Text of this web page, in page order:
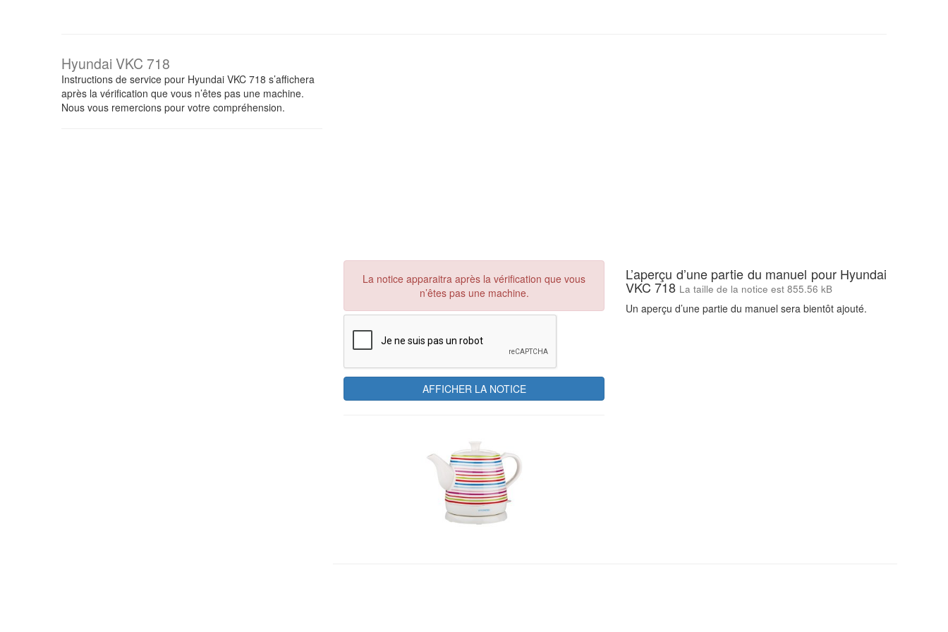
Hyundai VKC 718
Instructions de service pour Hyundai VKC 718 s’affichera
après la vérification que vous n’êtes pas une machine.
Nous vous remercions pour votre compréhension.
La notice apparaitra après la vérification que vous
n’êtes pas une machine.
AFFICHER LA NOTICE
L’aperçu d’une partie du manuel pour Hyundai
VKC 718 La taille de la notice est 855.56 kB
Un aperçu d’une partie du manuel sera bientôt ajouté.